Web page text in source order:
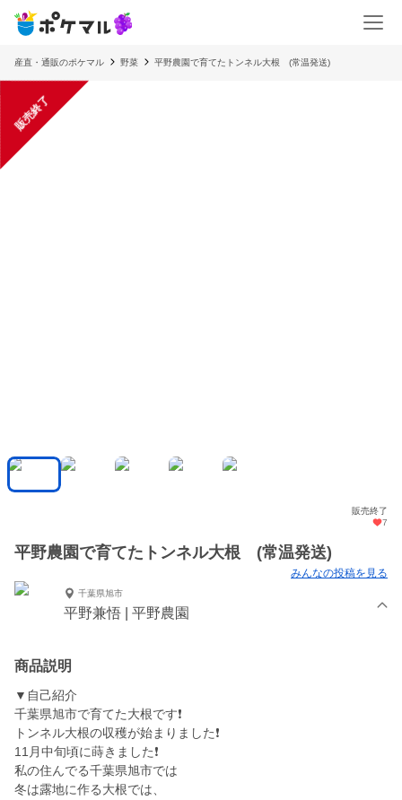
産直・通販のポケマル 野菜 平野農園で育てたトンネル大根 (常温発送)
販売終了
販売終了
7
平野農園で育てたトンネル大根 (常温発送)
みんなの投稿を見る
千葉県旭市
平野兼悟 | 平野農園
商品説明
▼自己紹介
千葉県旭市で育てた大根です❗
トンネル大根の収穫が始まりました❗
11月中旬頃に蒔きました❗
私の住んでる千葉県旭市では
冬は露地に作る大根では、